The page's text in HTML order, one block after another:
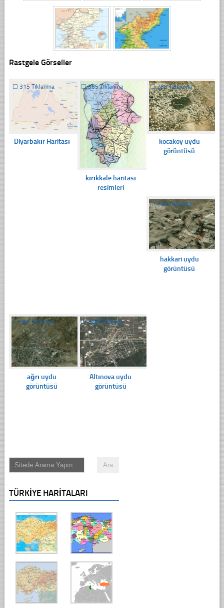
Rastgele Görseller
☐ 315 Tıklanma
Diyarbakır Haritası
☐365 Tıklanma
kırıkkale haritası
resimleri
☐288 Tıklanma
kocaköy uydu
görüntüsü
☐258 Tıklanma
hakkari uydu
görüntüsü
☐282 Tıklanma
ağrı uydu
görüntüsü
☐388 Tıklanma
Altınova uydu
görüntüsü
TÜRKIYE HARITALARI